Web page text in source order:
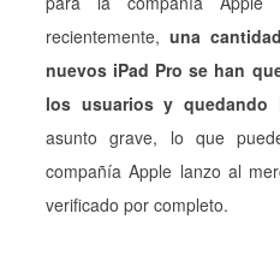
recientemente,una
nuevos iPad Pro se han
los usuarios y quedando
asunto grave, lo que
compañía Apple lanzo al
verificado por completo.